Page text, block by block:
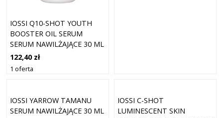
IOSSI Q10-SHOT YOUTH
BOOSTER OIL SERUM
SERUM NAWILŻAJĄCE 30 ML
122,40 zł
1 oferta
IOSSI YARROW TAMANU
SERUM NAWILŻAJĄCE 30 ML
IOSSI C-SHOT
LUMINESCENT SKIN